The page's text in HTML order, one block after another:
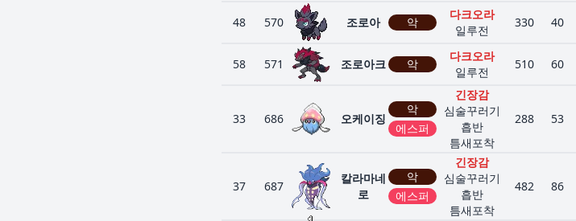
48 570 조로아 악
다크오라
일루전
330 40
58 571 조로아크 악
다크오라
일루전
510 60
33 686 오케이징
악
에스퍼
긴장감
심술꾸러기
흡반
틈새포착
288 53
37 687
칼라마네
로
악
에스퍼
긴장감
심술꾸러기
흡반
틈새포착
482 86